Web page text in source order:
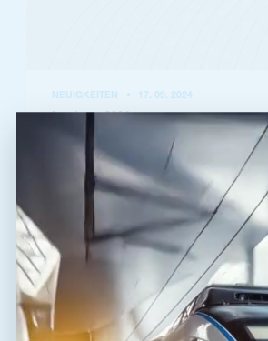
NEUIGKEITEN • 17. 09. 2024
Innotrans 2024
Von Prozessen bis hin zu Maschinen und
nachhaltige Schienennetze stets 100 %
sein. Im Bereich Bahnin...
LIES DIE NACHRICHTEN